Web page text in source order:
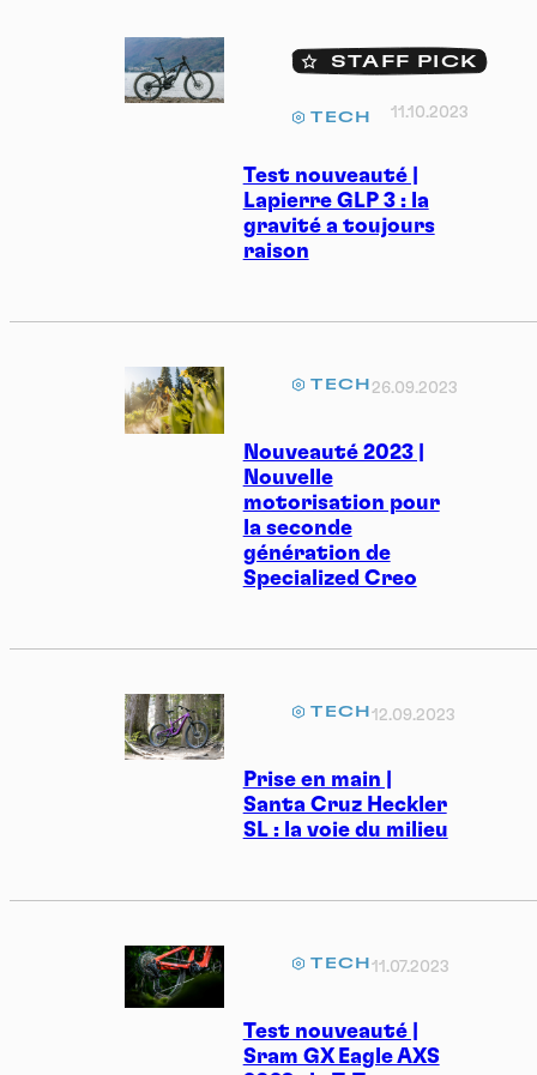
Test nouveauté |
Lapierre GLP 3 : la
gravité a toujours
raison
STAFF PICK
TECH 11.10.2023
Nouveauté 2023 |
Nouvelle
motorisation pour
la seconde
génération de
Specialized Creo
TECH 26.09.2023
Prise en main |
Santa Cruz Heckler
SL : la voie du milieu
TECH12.09.2023
Test nouveauté |
Sram GX Eagle AXS
TECH11.07.2023